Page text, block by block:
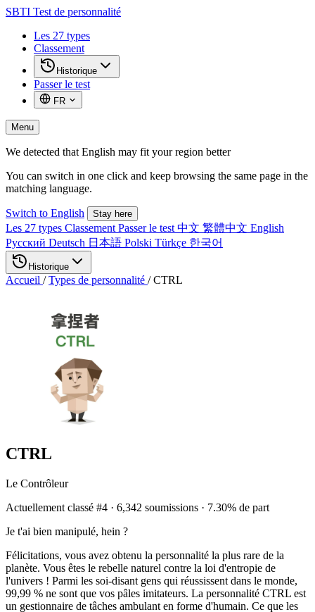
SBTI Test de personnalité
Les 27 types
Classement
Historique
Passer le test
FR
Menu
We detected that English may fit your region better
You can switch in one click and keep browsing the same page in the
matching language.
Switch to English Stay here
Les 27 types Classement Passer le test 中文 繁體中文 English
Русский Deutsch 日本語 Polski Türkçe 한국어
Historique
Accueil / Types de personnalité / CTRL
CTRL
Le Contrôleur
Actuellement classé #4 · 6,342 soumissions · 7.30% de part
Je t'ai bien manipulé, hein ?
Félicitations, vous avez obtenu la personnalité la plus rare de la
planète. Vous êtes le rebelle naturel contre la loi d'entropie de
l'univers ! Parmi les soi-disant gens qui réussissent dans le monde,
99,99 % ne sont que vos pâles imitateurs. La personnalité CTRL est
un gestionnaire de tâches ambulant en forme d'humain. Ce que les